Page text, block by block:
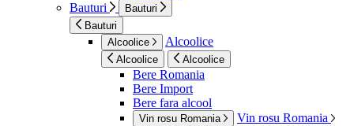
Bauturi
Bauturi
Bauturi
Alcoolice
Alcoolice
Alcoolice Alcoolice
Bere Romania
Bere Import
Bere fara alcool
Vin rosu Romania Vin rosu Romania